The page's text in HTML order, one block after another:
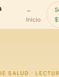
←
Inicio
SALUD ·